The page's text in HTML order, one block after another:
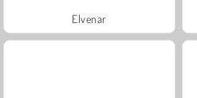
Elvenar